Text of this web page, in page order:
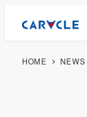
HOME NEWS